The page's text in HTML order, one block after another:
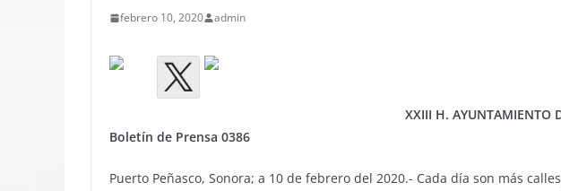
febrero 10, 2020 admin
XXIII H. AYUNTAMIENTO
Boletín de Prensa 0386
Puerto Peñasco, Sonora; a 10 de febrero del 2020.- Cada día son más